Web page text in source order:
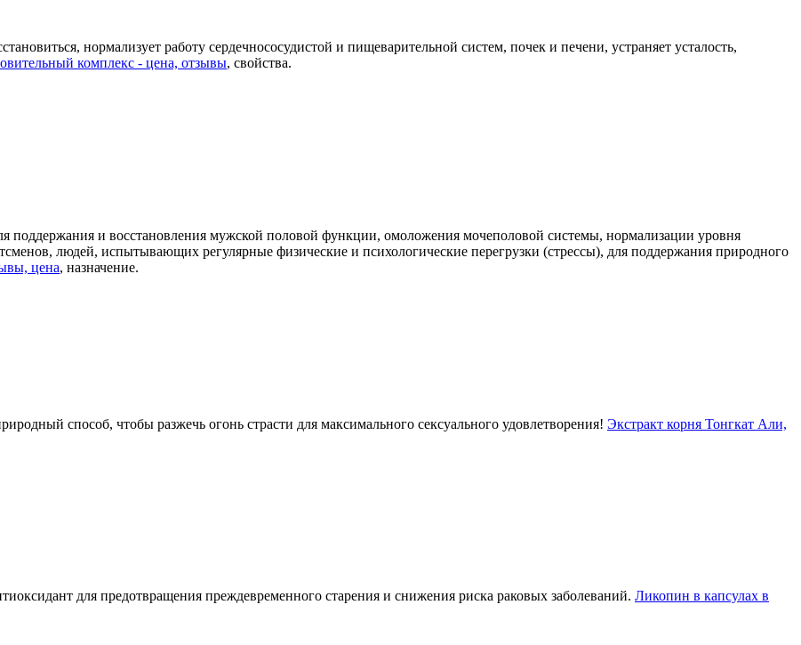
нормализует работу сердечнососудистой и пищеварительной систем, почек и печени, устраняет усталость,
комплекс - цена, отзывы, свойства.
поддержания и восстановления мужской половой функции, омоложения мочеполовой системы, нормализации уровня
людей, испытывающих регулярные физические и психологические перегрузки (стрессы), для поддержания природного
цена, назначение.
способ, чтобы разжечь огонь страсти для максимального сексуального удовлетворения! Экстракт корня Тонгкат Али,
для предотвращения преждевременного старения и снижения риска раковых заболеваний. Ликопин в капсулах в